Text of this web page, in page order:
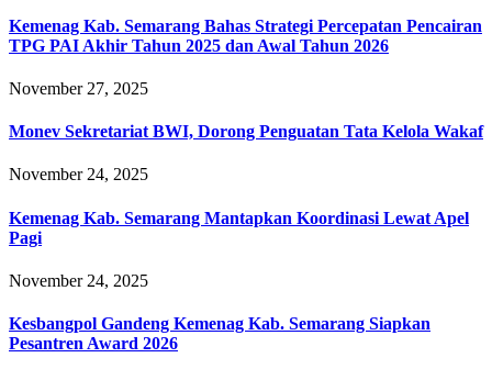
Kemenag Kab. Semarang Bahas Strategi Percepatan Pencairan
TPG PAI Akhir Tahun 2025 dan Awal Tahun 2026
November 27, 2025
Monev Sekretariat BWI, Dorong Penguatan Tata Kelola Wakaf
November 24, 2025
Kemenag Kab. Semarang Mantapkan Koordinasi Lewat Apel
Pagi
November 24, 2025
Kesbangpol Gandeng Kemenag Kab. Semarang Siapkan
Pesantren Award 2026